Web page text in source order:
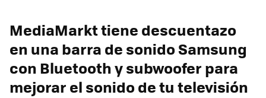
MediaMarkt tiene descuentazo
en una barra de sonido Samsung
con Bluetooth y subwoofer para
mejorar el sonido de tu televisión